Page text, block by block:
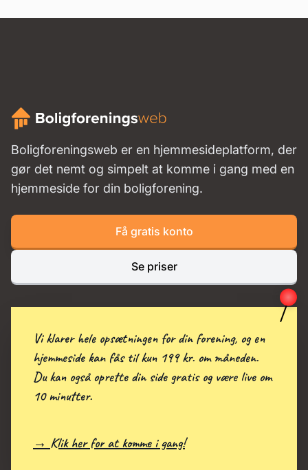
Boligforeningsweb er en hjemmesideplatform, der
gør det nemt og simpelt at komme i gang med en
hjemmeside for din boligforening.
Få gratis konto
Se priser
Vi klarer hele opsætningen for din forening, og en
hjemmeside kan fås til kun 199 kr. om måneden.
Du kan også oprette din side gratis og være live om
10 minutter.
→ Klik her for at komme i gang!